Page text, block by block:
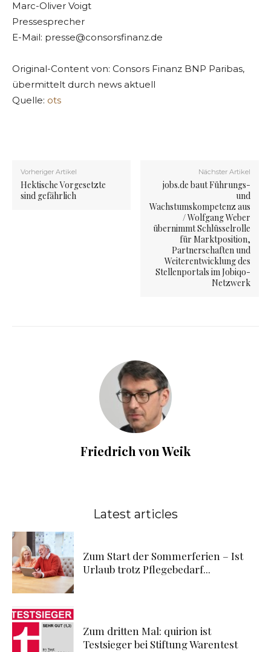
Marc-Oliver Voigt
Pressesprecher
E-Mail: presse@consorsfinanz.de
Original-Content von: Consors Finanz BNP Paribas,
übermittelt durch news aktuell
Quelle: ots
Vorheriger Artikel
Hektische Vorgesetzte
sind gefährlich
Nächster Artikel
jobs.de baut Führungs-
und
Wachstumskompetenz aus
/ Wolfgang Weber
übernimmt Schlüsselrolle
für Marktposition,
Partnerschaften und
Weiterentwicklung des
Stellenportals im Jobiqo-
Netzwerk
Friedrich von Weik
Latest articles
Zum Start der Sommerferien – Ist
Urlaub trotz Pflegebedarf...
Zum dritten Mal: quirion ist
Testsieger bei Stiftung Warentest